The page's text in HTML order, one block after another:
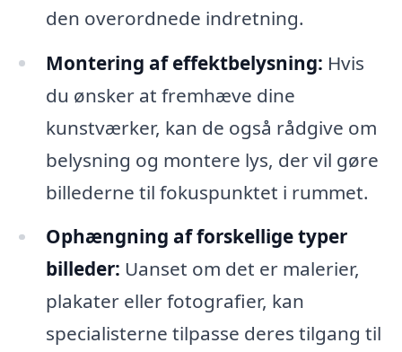
den overordnede indretning.
Montering af effektbelysning: Hvis
du ønsker at fremhæve dine
kunstværker, kan de også rådgive om
belysning og montere lys, der vil gøre
billederne til fokuspunktet i rummet.
Ophængning af forskellige typer
billeder: Uanset om det er malerier,
plakater eller fotografier, kan
specialisterne tilpasse deres tilgang til